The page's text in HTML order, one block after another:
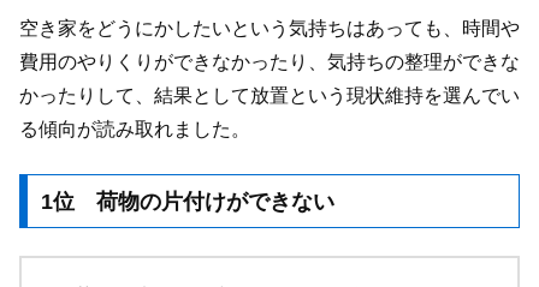
空き家をどうにかしたいという気持ちはあっても、時間や
費用のやりくりができなかったり、気持ちの整理ができな
かったりして、結果として放置という現状維持を選んでい
る傾向が読み取れました。
1位 荷物の片付けができない